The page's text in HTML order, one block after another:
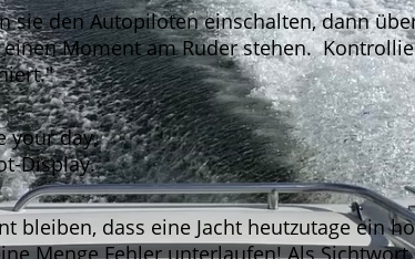
den Autopiloten einschalten, dann
Moment am Ruder stehen.
your day,
Display.
dass eine Jacht heutzutage ein
Menge Fehler unterlaufen! Als